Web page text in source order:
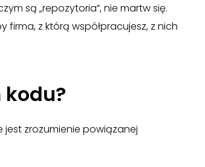
są „repozytoria”, nie martw się.
z którą współpracujesz, z nich
jest zrozumienie powiązanej